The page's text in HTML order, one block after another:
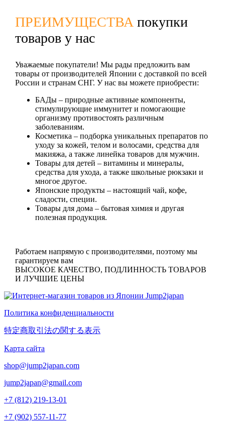
ПРЕИМУЩЕСТВА покупки
товаров у нас
Уважаемые покупатели! Мы рады предложить вам
товары от производителей Японии с доставкой по всей
России и странам СНГ. У нас вы можете приобрести:
БАДы– природные активные компоненты,
стимулирующие иммунитет и помогающие
организму противостоять различным
заболеваниям.
Косметика – подборка уникальных препаратов по
уходу за кожей, телом и волосами, средства для
макияжа, а также линейка товаров для мужчин.
Товары для детей – витамины и минералы,
средства для ухода, а также школьные рюкзаки и
многое другое.
Японские продукты– настоящий чай, кофе,
сладости, специи.
Товары для дома – бытовая химия и другая
полезная продукция.
Работаем напрямую с производителями, поэтому мы
гарантируем вам
ВЫСОКОЕ КАЧЕСТВО, ПОДЛИННОСТЬ ТОВАРОВ
И ЛУЧШИЕ ЦЕНЫ
Политика конфиденциальности
特定商取引法の関する表示
Карта сайта
shop@jump2japan.com
jump2japan@gmail.com
+7 (812) 219-13-01
+7 (902) 557-11-77